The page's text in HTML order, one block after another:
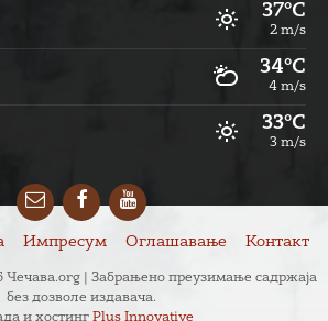
37°C
2 m/s
34°C
4 m/s
33°C
3 m/s
EmailFacebookYouTube
Импресум Оглашавање Контакт
Чечава.org | Забрањено преузимање садржаја
без дозволе издавача.
и хостинг Plus Innovative